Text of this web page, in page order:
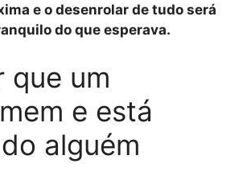
e o desenrolar de tudo será
do que esperava.
que um
e está
alguém